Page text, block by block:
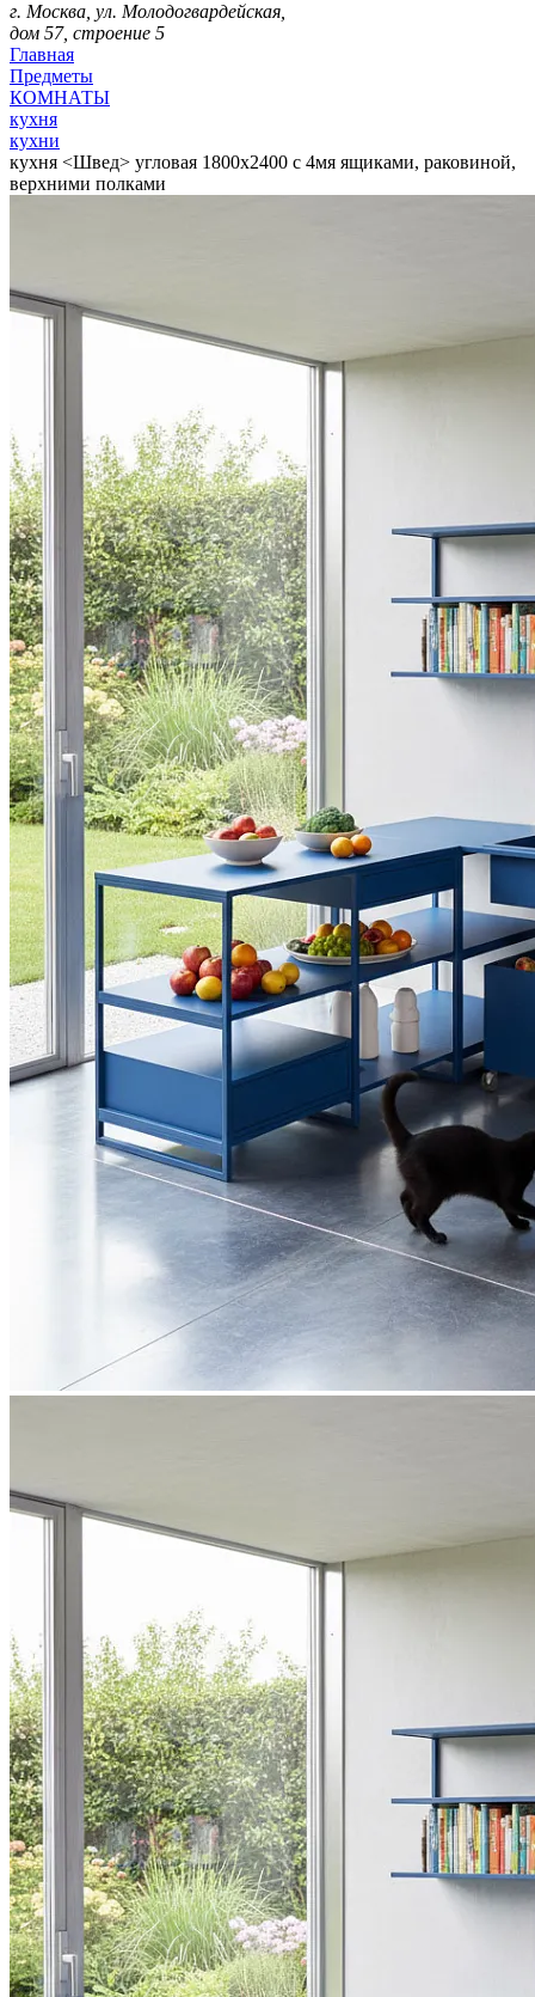
г. Москва, ул. Молодогвардейская,
дом 57, строение 5
Главная
Предметы
КОМНАТЫ
кухня
кухни
кухня <Швед> угловая 1800х2400 с 4мя ящиками, раковиной,
верхними полками